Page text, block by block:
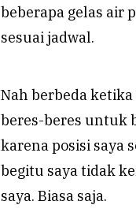
beberapa gelas air
sesuai jadwal.
Nah berbeda
beres-beres untuk
karena posisi saya
begitu saya tidak
saya. Biasa saja.